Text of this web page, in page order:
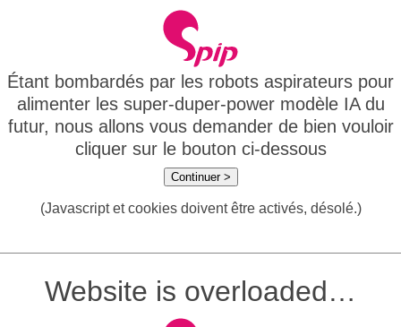
Étant bombardés par les robots aspirateurs pour
alimenter les super-duper-power modèle IA du
futur, nous allons vous demander de bien vouloir
cliquer sur le bouton ci-dessous
Continuer >
(Javascript et cookies doivent être activés, désolé.)
Website is overloaded…